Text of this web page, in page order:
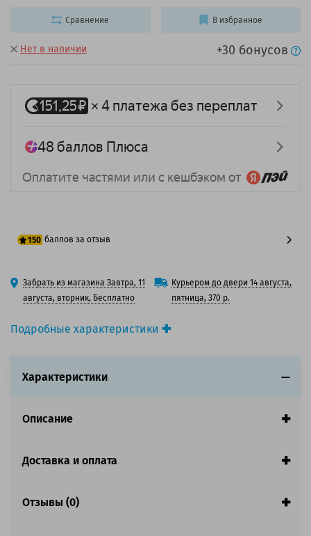
Подробные характеристики
Вид товара:Картридж лазерный
Цвет:Черный
заполнении страницы
Нет в наличии +30 бонусов
150 баллов за отзыв
125 баллов
150 баллов
Забрать из магазина Завтра, 11
августа, вторник, Бесплатно
Курьером до двери 14 августа,
пятница, 370 р.
Сравнение В избранное
Характеристики
Описание
Доставка и оплата
Отзывы (0)